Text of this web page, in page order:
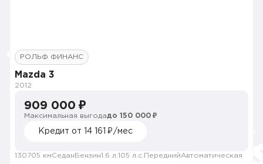
РОЛЬФ ФИНАНС
Mazda 3
2012
909 000 ₽
Максимальная выгодадо 150 000 ₽
Кредит от 14 161 ₽/мес
130705 кмСедан Бензин1.6 л. 105 л.с. ПереднийАвтоматическая